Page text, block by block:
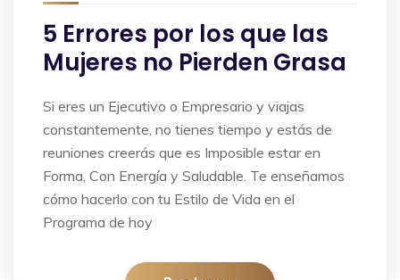
5 Errores por los que las
Mujeres no Pierden Grasa
Si eres un Ejecutivo o Empresario y viajas
constantemente, no tienes tiempo y estás de
reuniones creerás que es Imposible estar en
Forma, Con Energía y Saludable. Te enseñamos
cómo hacerlo con tu Estilo de Vida en el
Programa de hoy